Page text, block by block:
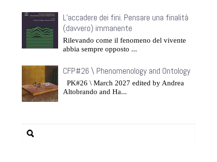
L’accadere dei fini. Pensare una finalità
(davvero) immanente
Rilevando come il fenomeno del vivente
abbia sempre opposto ...
CFP#26 \ Phenomenology and Ontology
PK#26 \ March 2027 edited by Andrea
Altobrando and Ha...